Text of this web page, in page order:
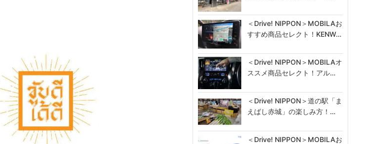
＜Drive! NIPPON＞MOBILAお
すすめ商品セレクト！KENW…
＜Drive! NIPPON＞MOBILAオ
ススメ商品セレクト！アル…
＜Drive! NIPPON＞道の駅「ま
えばし赤城」の楽しみ方！…
＜Drive! NIPPON＞MOBILAお